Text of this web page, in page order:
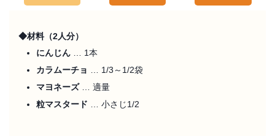
◆材料（2人分）
にんじん… 1本
カラムーチョ
… 1/3～1/2袋
マヨネーズ… 適量
粒マスタード … 小さじ1/2